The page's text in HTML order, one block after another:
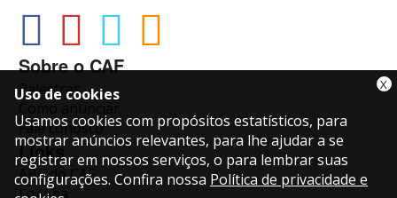
Sobre o CAF
Palestras
Fale conosco
Links
ABC do CAF
Lojinha
X
Uso de cookies
Usamos cookies com propósitos estatísticos, para
mostrar anúncios relevantes, para lhe ajudar a se
registrar em nossos serviços, o para lembrar suas
configurações. Confira nossa Política de privacidade e